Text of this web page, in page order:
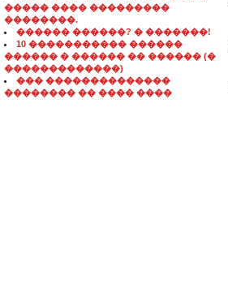
����� ���� ���������
��������.
������ ������? � �������!
10 ����������� ������
������ � ������ �� ������ (�
�������������)
��� ��������������
�������� �� ���� ����